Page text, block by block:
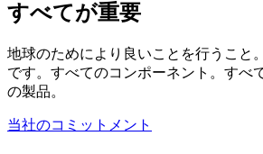
すべてが重要
地球のためにより良いことを行うこと
です。すべてのコンポーネント。すべ
の製品。
当社のコミットメント